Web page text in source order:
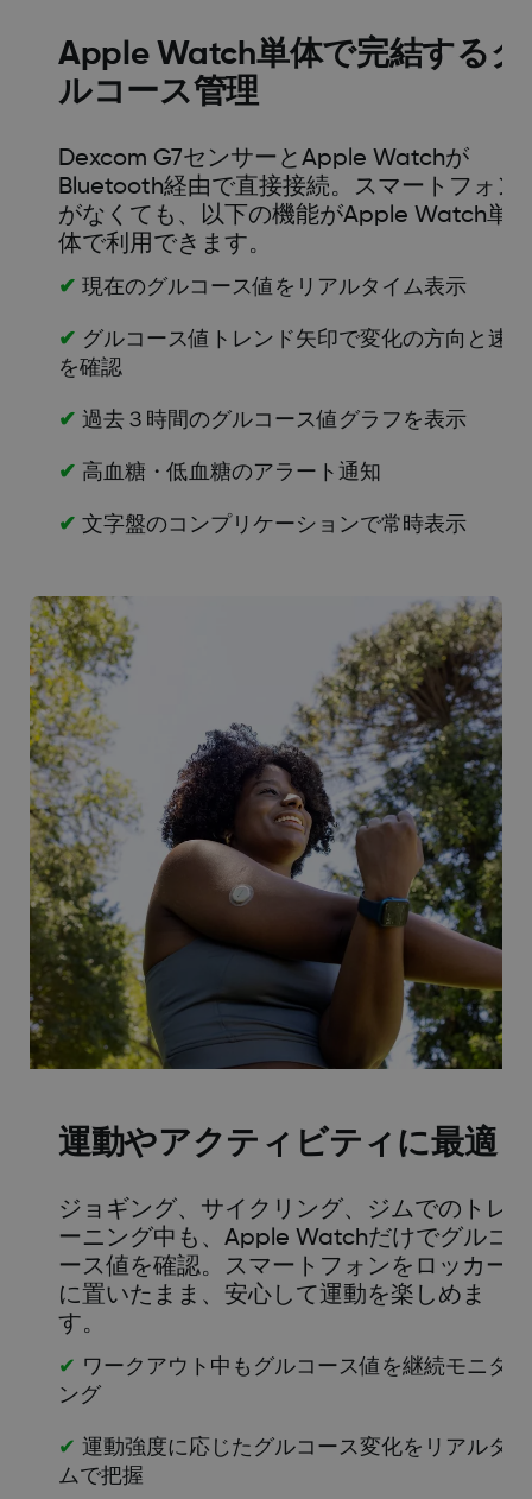
Apple Watch単体で完結するグ
ルコース管理
Dexcom G7センサーとApple Watchが
Bluetooth経由で直接接続。スマートフォン
がなくても、以下の機能がApple Watch単
体で利用できます。
✔ 現在のグルコース値をリアルタイム表示
✔ グルコース値トレンド矢印で変化の方向と速度
を確認
✔ 過去３時間のグルコース値グラフを表示
✔ 高血糖・低血糖のアラート通知
✔ 文字盤のコンプリケーションで常時表示
運動やアクティビティに最適
ジョギング、サイクリング、ジムでのトレ
ーニング中も、Apple Watchだけでグルコ
ース値を確認。スマートフォンをロッカー
に置いたまま、安心して運動を楽しめま
す。
✔ ワークアウト中もグルコース値を継続モニタリ
ング
✔ 運動強度に応じたグルコース変化をリアルタイ
ムで把握